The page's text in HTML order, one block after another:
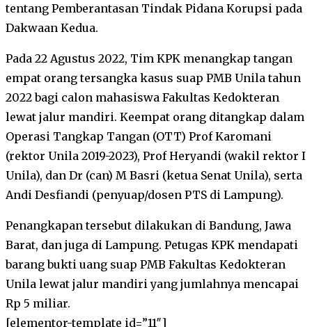
tentang Pemberantasan Tindak Pidana Korupsi pada
Dakwaan Kedua.
Pada 22 Agustus 2022, Tim KPK menangkap tangan
empat orang tersangka kasus suap PMB Unila tahun
2022 bagi calon mahasiswa Fakultas Kedokteran
lewat jalur mandiri. Keempat orang ditangkap dalam
Operasi Tangkap Tangan (OTT) Prof Karomani
(rektor Unila 2019-2023), Prof Heryandi (wakil rektor I
Unila), dan Dr (can) M Basri (ketua Senat Unila), serta
Andi Desfiandi (penyuap/dosen PTS di Lampung).
Penangkapan tersebut dilakukan di Bandung, Jawa
Barat, dan juga di Lampung. Petugas KPK mendapati
barang bukti uang suap PMB Fakultas Kedokteran
Unila lewat jalur mandiri yang jumlahnya mencapai
Rp 5 miliar.
[elementor-template id=”11″]